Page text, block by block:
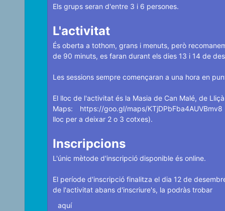
Els grups seran d'entre 3 i 6 persones.
L'activitat
És oberta a tothom, grans i menuts, però
de 90 minuts, es faran durant els dies 13 i 14 de
Les sessions sempre començaran a una hora en
El lloc de l'activitat és la Masia de Can Malé, de
Maps:
https://goo.gl/maps/KTjDPbFba4AUVBmv8
lloc per a deixar 2 o 3 cotxes).
Inscripcions
L'únic mètode d'inscripció disponible és online.
El període d'inscripció finalitza el dia 12 de
de l'activitat abans d'inscriure's, la podràs trobar
aquí